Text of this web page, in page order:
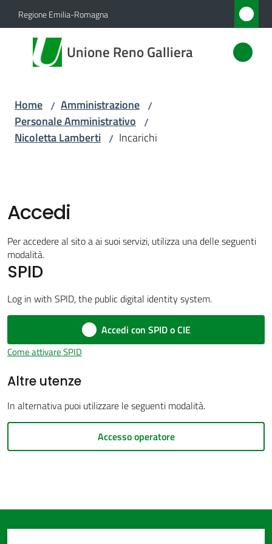
Vai al contenuto
Vai alla navigazione
Vai al footer
Regione Emilia-Romagna
Unione Reno Galliera
Unione
Reno
Amministrazione
Menu selezionato
Vivere
l'Unione
Amministrazione
trasparente
Tutti
gli
argomenti...
Home / Amministrazione /
Personale Amministrativo /
Nicoletta Lamberti / Incarichi
Accedi
Per accedere al sito a ai suoi servizi, utilizza una delle seguenti
modalità.
SPID
Log in with SPID, the public digital identity system.
Accedi con SPID o CIE
Come attivare SPID
Altre utenze
In alternativa puoi utilizzare le seguenti modalità.
Accesso operatore